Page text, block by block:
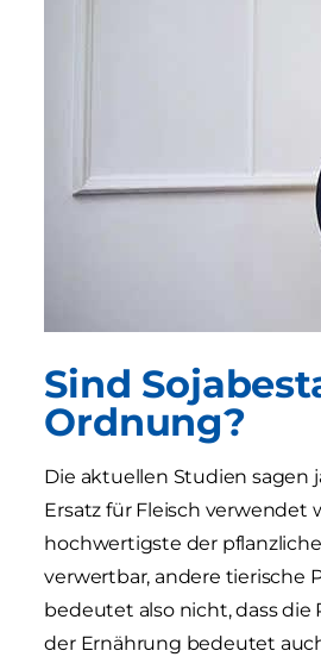
Sind
Ordnung?
Die aktuellen Studien sagen
Ersatz für Fleisch verwendet
hochwertigste der
verwertbar, andere tierische
bedeutet also nicht, dass
der Ernährung bedeutet